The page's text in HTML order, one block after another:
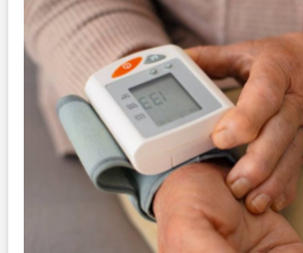
a
c
s
o
n
y
l